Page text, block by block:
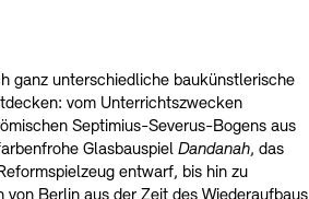
ganz unterschiedliche baukünstlerische
vom Unterrichtszwecken
Septimius-Severus-Bogens aus
Glasbauspiel Dandanah, das
entwarf, bis hin zu